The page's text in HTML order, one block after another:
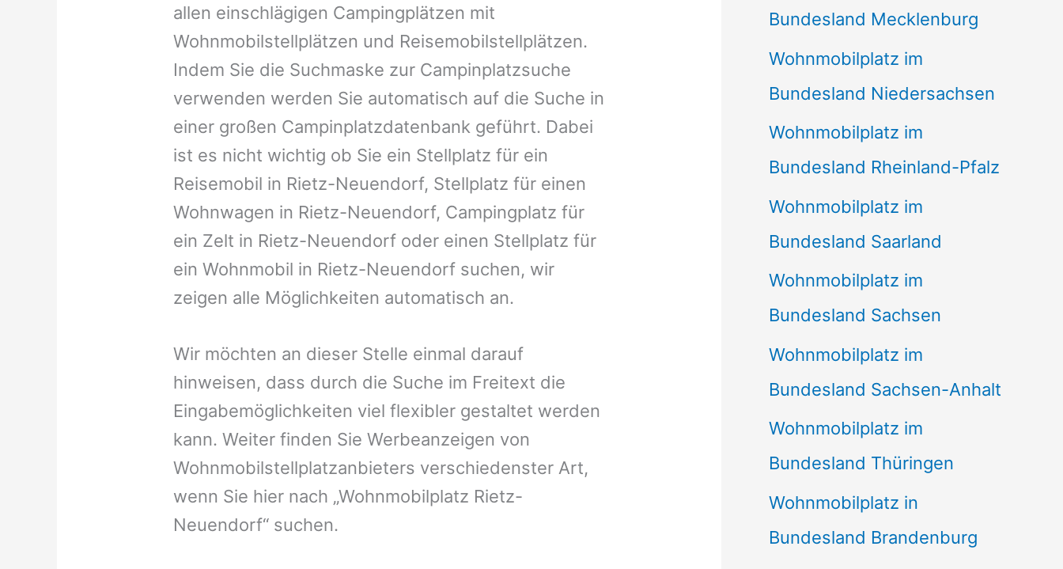
allen einschlägigen Campingplätzen mit
Wohnmobilstellplätzen und Reisemobilstellplätzen.
Indem Sie die Suchmaske zur Campinplatzsuche
verwenden werden Sie automatisch auf die Suche in
einer großen Campinplatzdatenbank geführt. Dabei
ist es nicht wichtig ob Sie ein Stellplatz für ein
Reisemobil in Rietz-Neuendorf, Stellplatz für einen
Wohnwagen in Rietz-Neuendorf, Campingplatz für
ein Zelt in Rietz-Neuendorf oder einen Stellplatz für
ein Wohnmobil in Rietz-Neuendorf suchen, wir
zeigen alle Möglichkeiten automatisch an.
Wir möchten an dieser Stelle einmal darauf
hinweisen, dass durch die Suche im Freitext die
Eingabemöglichkeiten viel flexibler gestaltet werden
kann. Weiter finden Sie Werbeanzeigen von
Wohnmobilstellplatzanbieters verschiedenster Art,
wenn Sie hier nach „Wohnmobilplatz Rietz-
Neuendorf“ suchen.
Bundesland Mecklenburg
Wohnmobilplatz im
Bundesland Niedersachsen
Wohnmobilplatz im
Bundesland Rheinland-Pfalz
Wohnmobilplatz im
Bundesland Saarland
Wohnmobilplatz im
Bundesland Sachsen
Wohnmobilplatz im
Bundesland Sachsen-Anhalt
Wohnmobilplatz im
Bundesland Thüringen
Wohnmobilplatz in
Bundesland Brandenburg